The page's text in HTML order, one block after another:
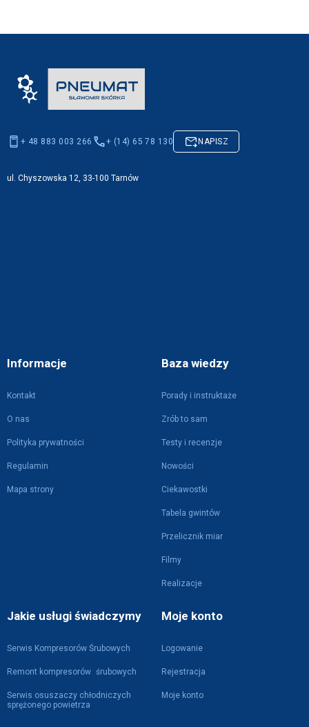
Informacje
Kontakt
O nas
Polityka prywatności
Regulamin
Mapa strony
Baza wiedzy
Porady i instruktaże
Zrób to sam
Testy i recenzje
Nowości
Ciekawostki
Tabela gwintów
Przelicznik miar
Filmy
Realizacje
Jakie usługi świadczymy
Serwis Kompresorów Śrubowych
Remont kompresorów śrubowych
Serwis osuszaczy chłodniczych
sprężonego powietrza
Moje konto
Logowanie
Rejestracja
Moje konto
+ 48 883 003 266 + (14) 65 78 130 NAPISZ
ul. Chyszowska 12, 33-100 Tarnów